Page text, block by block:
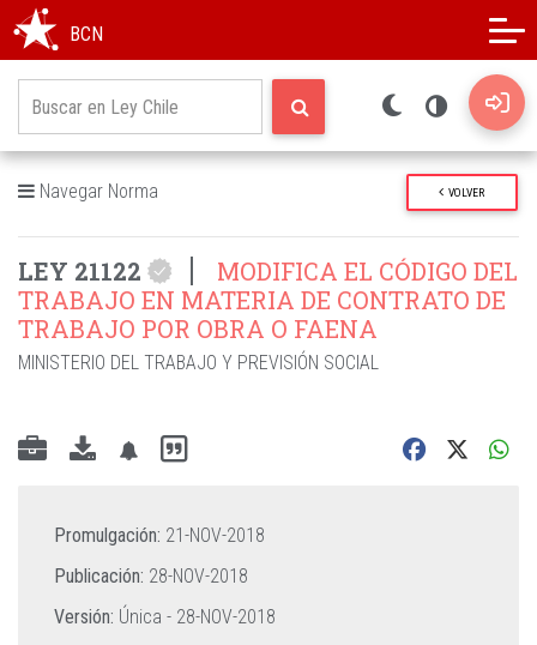
BCN
Navegar Norma VOLVER
LEY 21122
MODIFICA EL CÓDIGO DEL
TRABAJO EN MATERIA DE CONTRATO DE
TRABAJO POR OBRA O FAENA
MINISTERIO DEL TRABAJO Y PREVISIÓN SOCIAL
Promulgación: 21-NOV-2018
Publicación: 28-NOV-2018
Versión: Única - 28-NOV-2018